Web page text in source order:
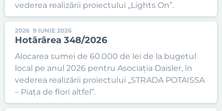
vederea realizării proiectului „Lights On”.
2026 9 IUNIE 2026
Hotărârea 348/2026
Alocarea sumei de 60.000 de lei de la bugetul
local pe anul 2026 pentru Asociația Daisler, în
vederea realizării proiectului „STRADA POTAISSA
– Piața de flori altfel”.